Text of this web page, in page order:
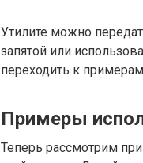
Утилите можно
запятой или
переходить к
Примеры
Теперь рассмотрим